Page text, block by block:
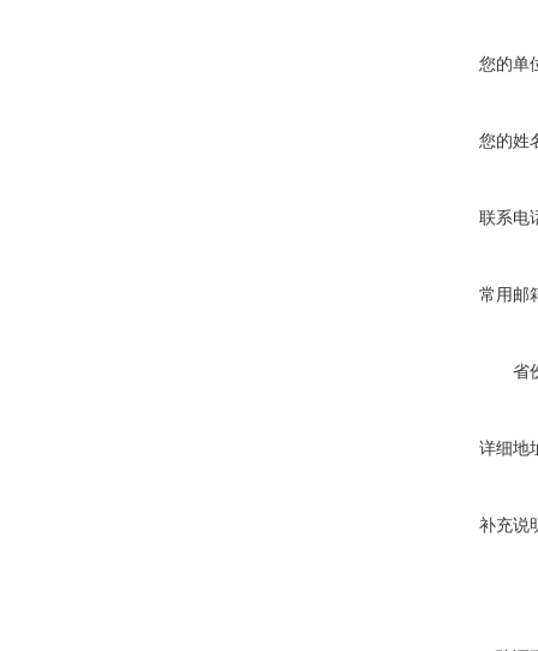
您的单
您的姓
联系电
常用邮
省
详细地
补充说